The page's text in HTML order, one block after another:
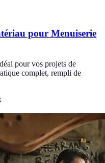
pour Menuiserie
pour vos projets de
complet, rempli de